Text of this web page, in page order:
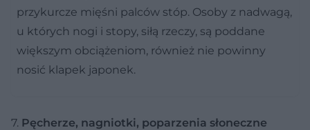
przykurcze mięśni palców stóp. Osoby z nadwagą,
u których nogi i stopy, siłą rzeczy, są poddane
większym obciążeniom, również nie powinny
nosić klapek japonek.
7. Pęcherze, nagniotki, poparzenia słoneczne